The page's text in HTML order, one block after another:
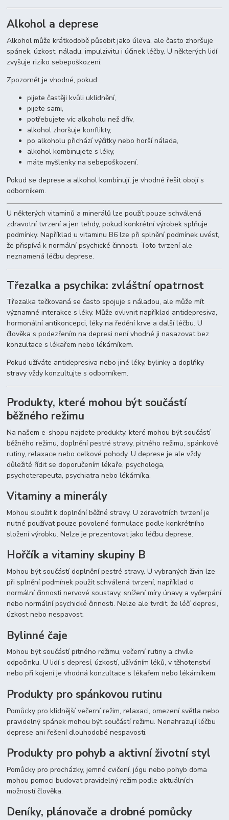
Alkohol a deprese
Alkohol může krátkodobě působit jako úleva, ale často zhoršuje
spánek, úzkost, náladu, impulzivitu i účinek léčby. U některých lidí
zvyšuje riziko sebepoškození.
Zpozornět je vhodné, pokud:
pijete častěji kvůli uklidnění,
pijete sami,
potřebujete víc alkoholu než dřív,
alkohol zhoršuje konflikty,
po alkoholu přichází výčitky nebo horší nálada,
alkohol kombinujete s léky,
máte myšlenky na sebepoškození.
Pokud se deprese a alkohol kombinují, je vhodné řešit obojí s
odborníkem.
U některých vitaminů a minerálů lze použít pouze schválená
zdravotní tvrzení a jen tehdy, pokud konkrétní výrobek splňuje
podmínky. Například u vitaminu B6 lze při splnění podmínek uvést,
že přispívá k normální psychické činnosti. Toto tvrzení ale
neznamená léčbu deprese.
Třezalka a psychika: zvláštní opatrnost
Třezalka tečkovaná se často spojuje s náladou, ale může mít
významné interakce s léky. Může ovlivnit například antidepresiva,
hormonální antikoncepci, léky na ředění krve a další léčbu. U
člověka s podezřením na depresi není vhodné ji nasazovat bez
konzultace s lékařem nebo lékárníkem.
Pokud užíváte antidepresiva nebo jiné léky, bylinky a doplňky
stravy vždy konzultujte s odborníkem.
Produkty, které mohou být součástí
běžného režimu
Na našem e-shopu najdete produkty, které mohou být součástí
běžného režimu, doplnění pestré stravy, pitného režimu, spánkové
rutiny, relaxace nebo celkové pohody. U deprese je ale vždy
důležité řídit se doporučením lékaře, psychologa,
psychoterapeuta, psychiatra nebo lékárníka.
Vitaminy a minerály
Mohou sloužit k doplnění běžné stravy. U zdravotních tvrzení je
nutné používat pouze povolené formulace podle konkrétního
složení výrobku. Nelze je prezentovat jako léčbu deprese.
Hořčík a vitaminy skupiny B
Mohou být součástí doplnění pestré stravy. U vybraných živin lze
při splnění podmínek použít schválená tvrzení, například o
normální činnosti nervové soustavy, snížení míry únavy a vyčerpání
nebo normální psychické činnosti. Nelze ale tvrdit, že léčí depresi,
úzkost nebo nespavost.
Bylinné čaje
Mohou být součástí pitného režimu, večerní rutiny a chvíle
odpočinku. U lidí s depresí, úzkostí, užíváním léků, v těhotenství
nebo při kojení je vhodná konzultace s lékařem nebo lékárníkem.
Produkty pro spánkovou rutinu
Pomůcky pro klidnější večerní režim, relaxaci, omezení světla nebo
pravidelný spánek mohou být součástí režimu. Nenahrazují léčbu
deprese ani řešení dlouhodobé nespavosti.
Produkty pro pohyb a aktivní životní styl
Pomůcky pro procházky, jemné cvičení, jógu nebo pohyb doma
mohou pomoci budovat pravidelný režim podle aktuálních
možností člověka.
Deníky, plánovače a drobné pomůcky